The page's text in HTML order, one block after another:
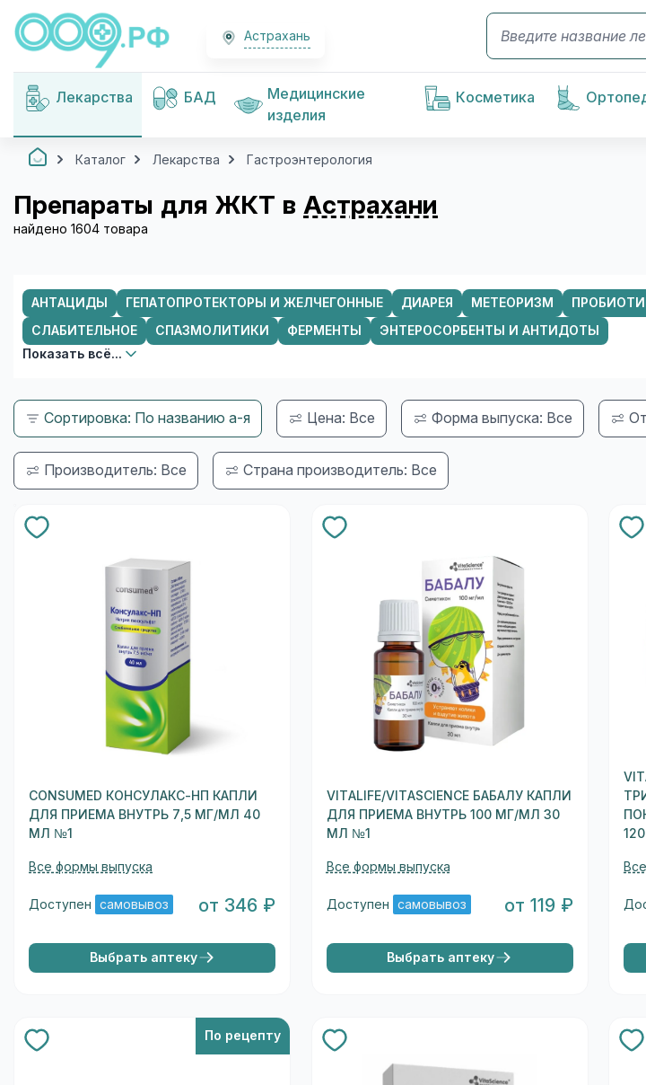
Астрахань
Лекарства БАД
Медицинские
изделия
Косметика
Каталог Лекарства Гастроэнтерология
Препараты для ЖКТ в Астрахани
найдено 1604 товара
АНТАЦИДЫ ГЕПАТОПРОТЕКТОРЫ И ЖЕЛЧЕГОННЫЕ ДИАРЕЯ МЕТЕОРИЗМ
СЛАБИТЕЛЬНОЕ
СПАЗМОЛИТИКИ ФЕРМЕНТЫ
ЭНТЕРОСОРБЕНТЫ И АНТИДОТЫ
Показать всё...
Сортировка: По названию а-я Цена: Все Форма выпуска: Все
Производитель: Все Страна производитель: Все
CONSUMED КОНСУЛАКС-НП КАПЛИ
ДЛЯ ПРИЕМА ВНУТРЬ 7,5 МГ/МЛ 40
МЛ №1
Все формы выпуска
Доступен самовывоз от 346 ₽
Выбрать аптеку
VITALIFE/VITASCIENCE БАБАЛУ КАПЛИ
ДЛЯ ПРИЕМА ВНУТРЬ 100 МГ/МЛ 30
МЛ №1
Все формы выпуска
Доступен самовывоз от 119 ₽
Выбрать аптеку
По рецепту